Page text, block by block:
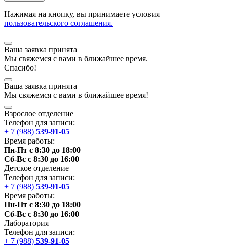
Нажимая на кнопку, вы принимаете условия
пользовательского соглашения.
Ваша заявка принята
Мы свяжемся с вами в ближайшее время.
Спасибо!
Ваша заявка принята
Мы свяжемся с вами в ближайшее время!
Взрослое отделение
Телефон для записи:
+ 7 (988) 539-91-05
Время работы:
Пн-Пт с 8:30 до 18:00
Сб-Вс с 8:30 до 16:00
Детское отделение
Телефон для записи:
+ 7 (988) 539-91-05
Время работы:
Пн-Пт с 8:30 до 18:00
Сб-Вс с 8:30 до 16:00
Лаборатория
Телефон для записи:
+ 7 (988) 539-91-05